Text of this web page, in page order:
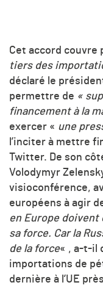
Cet accord couvre
tiers des
déclaré le
permettre de «
financement à la
exercer « une
l’inciter à mettre
Twitter. De son
Volodymyr
visioconférence,
européens à agir
en Europe doivent
sa force. Car la
de la force« , a-t-il
importations de
dernière à l’UE